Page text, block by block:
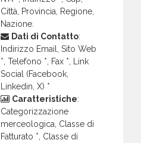
Città, Provincia, Regione,
Nazione.
Dati di Contatto:
Indirizzo Email, Sito Web
*, Telefono *, Fax *, Link
Social (Facebook,
Linkedin, X) *
Caratteristiche:
Categorizzazione
merceologica, Classe di
Fatturato *, Classe di